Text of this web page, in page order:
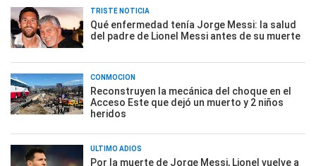
TRISTE NOTICIA
Qué enfermedad tenía Jorge Messi: la salud
del padre de Lionel Messi antes de su muerte
CONMOCIÓN
Reconstruyen la mecánica del choque en el
Acceso Este que dejó un muerto y 2 niños
heridos
ÚLTIMO ADIÓS
Por la muerte de Jorge Messi, Lionel vuelve a